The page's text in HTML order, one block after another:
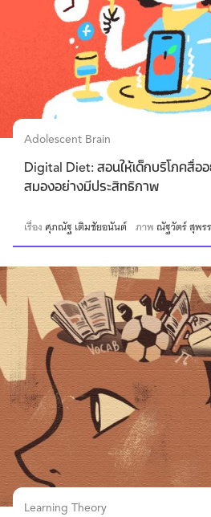
Adolescent Brain
Digital Diet: สอนให้เด็กบริโภคสื่
สมองอย่างมีประสิทธิภาพ
เรื่อง ศุภณัฐ เติมชัยอนันต์ ภาพณัฐวัตร์ สุพ
Learning Theory